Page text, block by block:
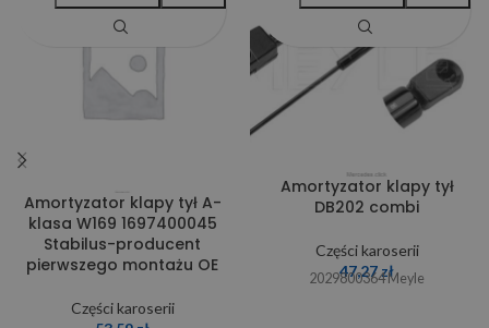
Amortyzator klapy tył A-
klasa W169 1697400045
Stabilus-producent
pierwszego montażu OE
Części karoserii
Amortyzator klapy tył
DB202 combi
Części karoserii
47,27zł
2029800364 Meyle